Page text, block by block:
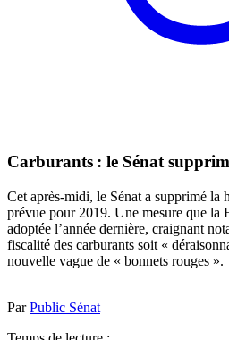
Carburants : le Sénat
Cet après-midi, le Sénat a supprimé la
prévue pour 2019. Une mesure que la
adoptée l’année dernière, craignant
fiscalité des carburants soit «
nouvelle vague de « bonnets rouges ».
ParPublic Sénat